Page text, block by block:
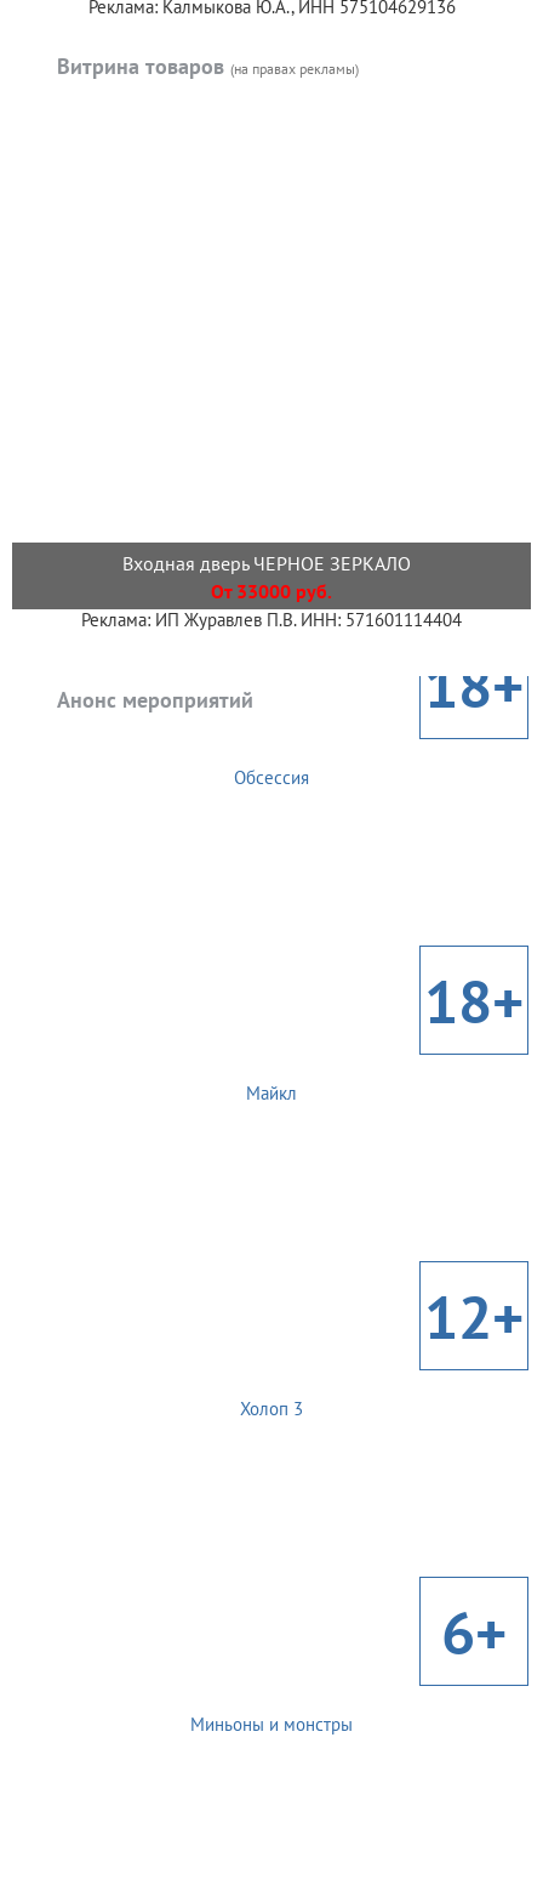
Реклама: Калмыкова Ю.А., ИНН 575104629136
Витрина товаров (на правах рекламы)
Входная дверь ЧЕРНОЕ ЗЕРКАЛО
От 33000 руб.
Реклама: ИП Журавлев П.В. ИНН: 571601114404
Анонс мероприятий 18+
Обсессия
18+
Майкл
12+
Холоп 3
6+
Миньоны и монстры